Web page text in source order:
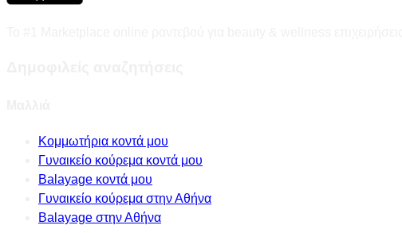
Κομμωτήρια κοντά μου
Γυναικείο κούρεμα κοντά μου
Balayage κοντά μου
Γυναικείο κούρεμα στην Αθήνα
Balayage στην Αθήνα